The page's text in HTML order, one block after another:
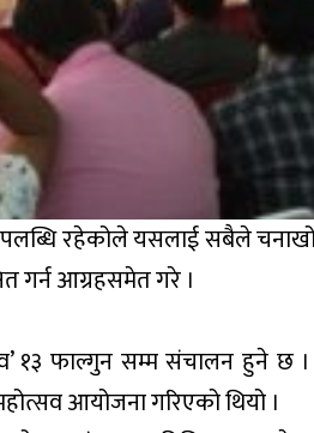
रहेकोले यसलाई सबैले चनाखो
गर्न आग्रहसमेत गरे ।
१३ फाल्गुन सम्म संचालन हुने छ ।
आयोजना गरिएको थियो ।